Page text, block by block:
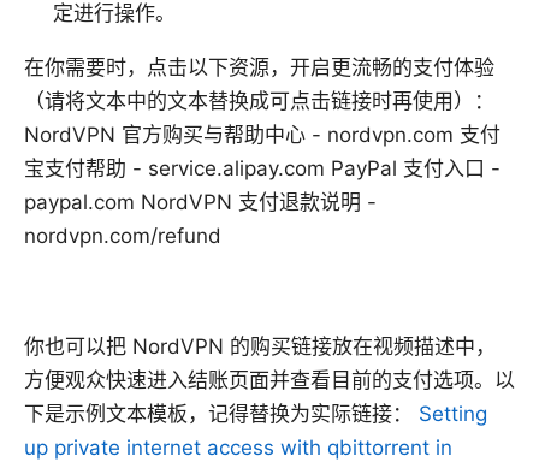
定进行操作。
在你需要时，点击以下资源，开启更流畅的支付体验
（请将文本中的文本替换成可点击链接时再使用）：
NordVPN 官方购买与帮助中心 - nordvpn.com 支付
宝支付帮助 - service.alipay.com PayPal 支付入口 -
paypal.com NordVPN 支付退款说明 -
nordvpn.com/refund
你也可以把 NordVPN 的购买链接放在视频描述中，
方便观众快速进入结账页面并查看目前的支付选项。以
下是示例文本模板，记得替换为实际链接： Setting
up private internet access with qbittorrent in